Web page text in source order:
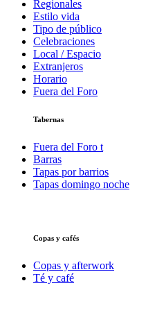
Regionales
Estilo vida
Tipo de público
Celebraciones
Local / Espacio
Extranjeros
Horario
Fuera del Foro
Tabernas
Fuera del Foro t
Barras
Tapas por barrios
Tapas domingo noche
Copas y cafés
Copas y afterwork
Té y café